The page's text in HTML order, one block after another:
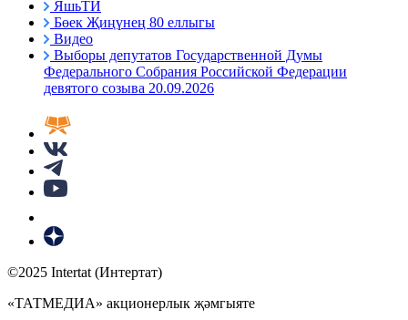
ЯшьТИ
Бөек Җиңүнең 80 еллыгы
Видео
Выборы депутатов Государственной Думы
Федерального Собрания Российской Федерации
девятого созыва 20.09.2026
©2025 Intertat (Интертат)
«ТАТМЕДИА» акционерлык җәмгыяте